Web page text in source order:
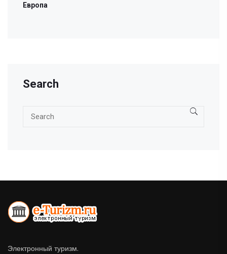
Европа
Search
Электронный туризм.